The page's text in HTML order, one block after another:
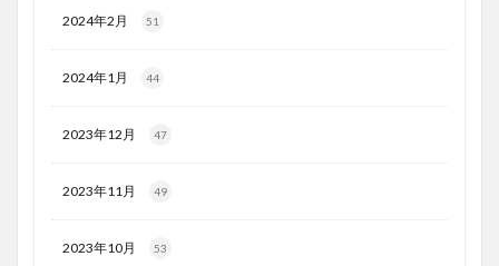
2024年2月 51
2024年1月 44
2023年12月 47
2023年11月 49
2023年10月 53